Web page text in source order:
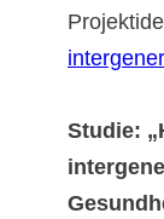
Studie: